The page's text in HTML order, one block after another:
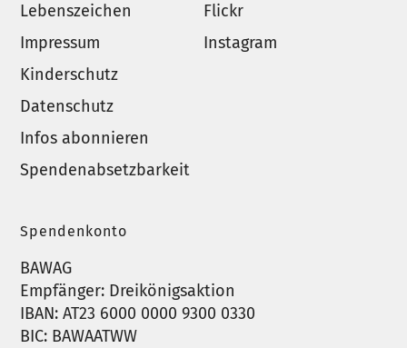
Lebenszeichen
Impressum
Kinderschutz
Datenschutz
Infos abonnieren
Spendenabsetzbarkeit
Flickr
Instagram
Spendenkonto
BAWAG
Empfänger: Dreikönigsaktion
IBAN: AT23 6000 0000 9300 0330
BIC: BAWAATWW